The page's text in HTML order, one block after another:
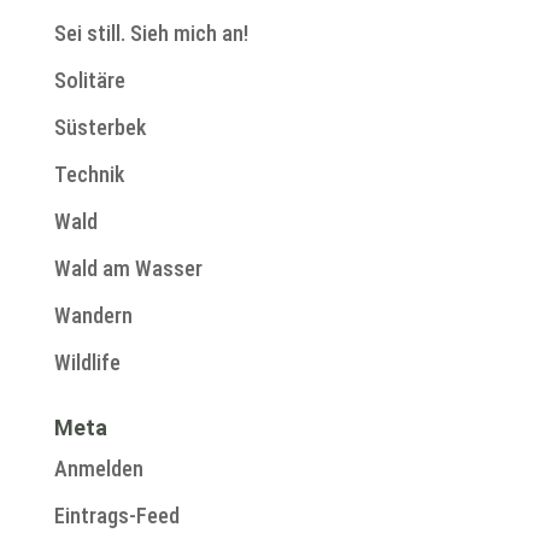
Sei still. Sieh mich an!
Solitäre
Süsterbek
Technik
Wald
Wald am Wasser
Wandern
Wildlife
Meta
Anmelden
Eintrags-Feed